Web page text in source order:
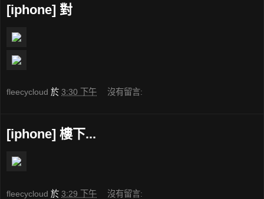
[iphone] 對
fleecycloud 於 3:30 下午 沒有留言:
[iphone] 樓下...
fleecycloud 於 3:29 下午 沒有留言: